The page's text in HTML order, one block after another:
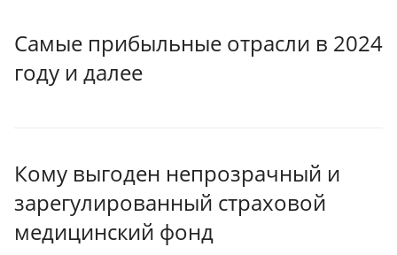
Самые прибыльные отрасли в 2024
году и далее
Кому выгоден непрозрачный и
зарегулированный страховой
медицинский фонд